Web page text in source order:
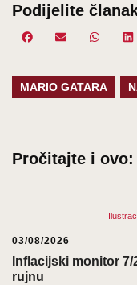
Podijelite
Share
FacebookShare
Email
Share
MARIO GATARA
Pročitajte i ovo:
03/08/2026
Inflacijski monitor
rujnu